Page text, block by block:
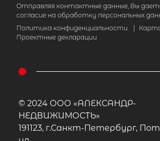
Отправляя контактные данные, Вы
согласие на обработку персональных
Политика конфиденциальности
Проектные декларации
© 2024 ООО «АЛЕКСАНДР-
НЕДВИЖИМОСТЬ»
191123, г.Санкт-Петербург,